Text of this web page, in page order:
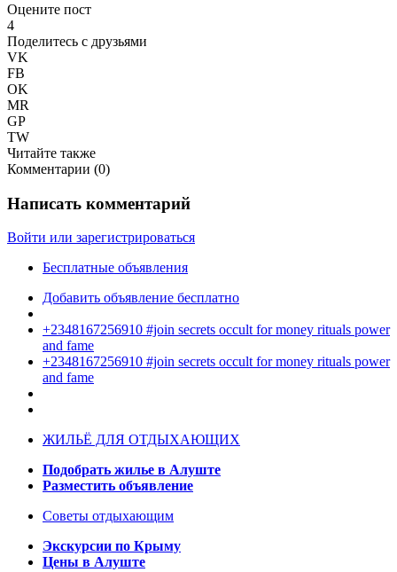
Оцените пост
4
Поделитесь с друзьями
VK
FB
OK
MR
GP
TW
Читайте также
Комментарии (0)
Написать комментарий
Войти или зарегистрироваться
Бесплатные объявления
Добавить объявление бесплатно
+2348167256910 #join secrets occult for money rituals power
and fame
+2348167256910 #join secrets occult for money rituals power
and fame
ЖИЛЬЁ ДЛЯ ОТДЫХАЮЩИХ
Подобрать жилье в Алуште
Разместить объявление
Советы отдыхающим
Экскурсии по Крыму
Цены в Алуште